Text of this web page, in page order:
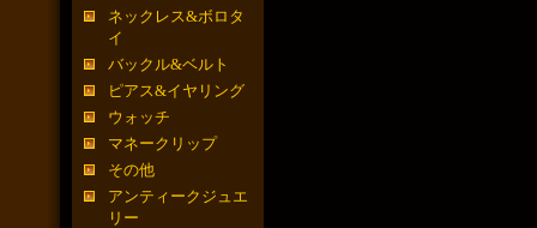
ネックレス&ボロタ
イ
バックル&ベルト
ピアス&イヤリング
ウォッチ
マネークリップ
その他
アンティークジュエ
リー